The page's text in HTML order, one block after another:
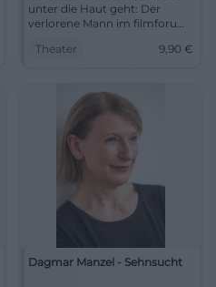
unter die Haut geht: Der
verlorene Mann im filmforum
Erinnerung, Nähe und Würde.
Theater 9,90 €
Dagmar Manzel - Sehnsucht